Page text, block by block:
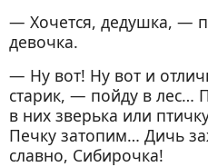
— Хочется, дедушка, —
девочка.
— Ну вот! Ну вот и
старик, — пойду в лес…
в них зверька или
Печку затопим… Дичь
славно, Сибирочка!